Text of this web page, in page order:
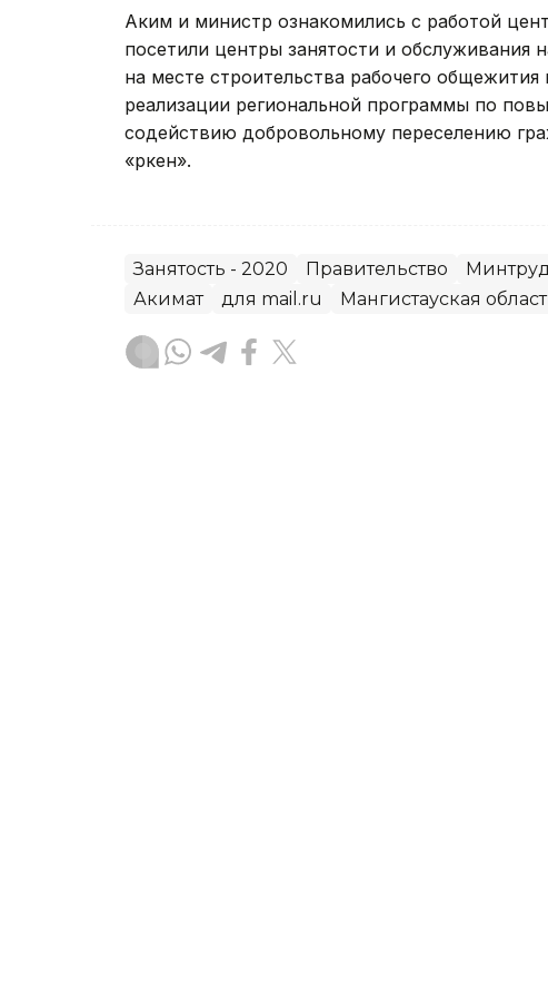
Аким и министр ознакомились с работой
посетили центры занятости и обслуживания
на месте строительства рабочего
реализации региональной программы по
содействию добровольному переселению
«Өркен».
Занятость - 2020 Правительство
Акимат
для mail.ru Мангистауская